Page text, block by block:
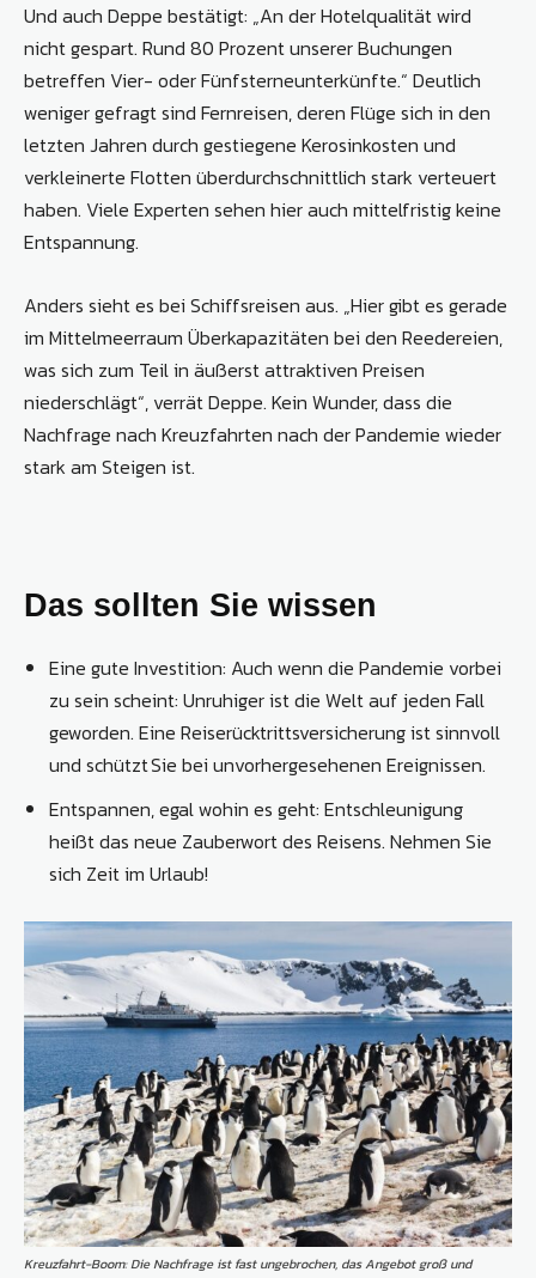
Und auch Deppe bestätigt: „An der Hotelqualität wird
nicht gespart. Rund 80 Prozent unserer Buchungen
betreffen Vier- oder Fünfsterneunterkünfte.“ Deutlich
weniger gefragt sind Fernreisen, deren Flüge sich in den
letzten Jahren durch gestiegene Kerosinkosten und
verkleinerte Flotten überdurchschnittlich stark verteuert
haben. Viele Experten sehen hier auch mittelfristig keine
Entspannung.
Anders sieht es bei Schiffsreisen aus. „Hier gibt es gerade
im Mittelmeerraum Überkapazitäten bei den Reedereien,
was sich zum Teil in äußerst attraktiven Preisen
niederschlägt“, verrät Deppe. Kein Wunder, dass die
Nachfrage nach Kreuzfahrten nach der Pandemie wieder
stark am Steigen ist.
Das sollten Sie wissen
Eine gute Investition: Auch wenn die Pandemie vorbei
zu sein scheint: Unruhiger ist die Welt auf jeden Fall
geworden. Eine Reiserücktrittsversicherung ist sinnvoll
und schützt Sie bei unvorhergesehenen Ereignissen.
Entspannen, egal wohin es geht: Entschleunigung
heißt das neue Zauberwort des Reisens. Nehmen Sie
sich Zeit im Urlaub!
Kreuzfahrt-Boom: Die Nachfrage ist fast ungebrochen, das Angebot groß und